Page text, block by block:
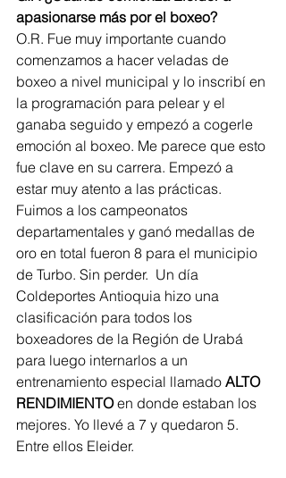
apasionarse más por el boxeo?
O.R. Fue muy importante cuando
comenzamos a hacer veladas de
boxeo a nivel municipal y lo inscribí en
la programación para pelear y el
ganaba seguido y empezó a cogerle
emoción al boxeo. Me parece que esto
fue clave en su carrera. Empezó a
estar muy atento a las prácticas.
Fuimos a los campeonatos
departamentales y ganó medallas de
oro en total fueron 8 para el municipio
de Turbo. Sin perder.  Un día
Coldeportes Antioquia hizo una
clasificación para todos los
boxeadores de la Región de Urabá
para luego internarlos a un
entrenamiento especial llamado ALTO
RENDIMIENTO en donde estaban los
mejores. Yo llevé a 7 y quedaron 5.
Entre ellos Eleider.